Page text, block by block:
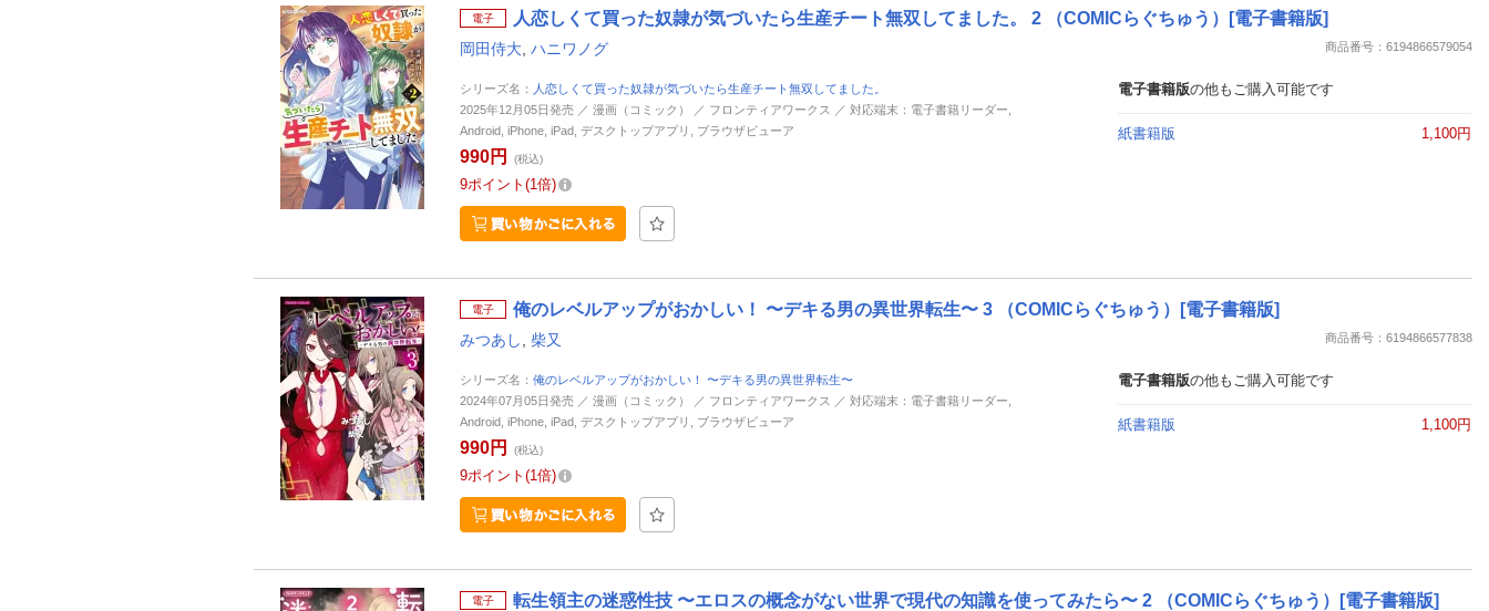
電子 人恋しくて買った奴隷が気づいたら生産チート無双してました。 2 （COMICらぐちゅう）[電子書籍版]
岡田侍大 ハニワノグ 商品番号：6194866579054
シリーズ名：
人恋しくて買った奴隷が気づいたら生産チート無双してました。
2025年12月05日発売 ／ 漫画（コミック） ／ フロンティアワークス ／ 対応端末：電子書籍リーダー,
Android, iPhone, iPad, デスクトップアプリ, ブラウザビューア
990円 (税込)
9ポイント 1倍
電子書籍版の他もご購入可能です
紙書籍版 1,100円
電子 俺のレベルアップがおかしい！ 〜デキる男の異世界転生〜 3 （COMICらぐちゅう）[電子書籍版]
みつあし 柴又 商品番号：6194866577838
シリーズ名： 俺のレベルアップがおかしい！ 〜デキる男の異世界転生〜
2024年07月05日発売 ／ 漫画（コミック） ／ フロンティアワークス ／ 対応端末：電子書籍リーダー,
Android, iPhone, iPad, デスクトップアプリ, ブラウザビューア
990円 (税込)
9ポイント 1倍
電子書籍版の他もご購入可能です
紙書籍版 1,100円
電子 転生領主の迷惑性技 〜エロスの概念がない世界で現代の知識を使ってみたら〜 2 （COMICらぐちゅう）[電子書籍版]